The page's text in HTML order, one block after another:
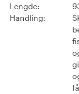
Lengde:
Handling: